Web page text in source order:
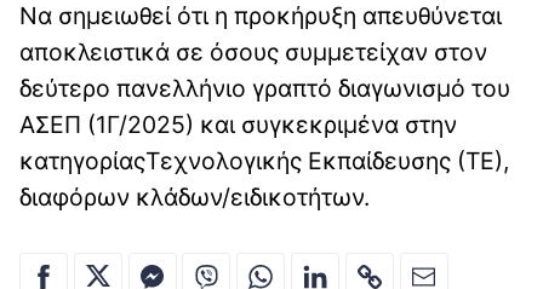
Να σημειωθεί ότι η προκήρυξη απευθύνεται
αποκλειστικά σε όσους συμμετείχαν στον
δεύτερο πανελλήνιο γραπτό διαγωνισμό του
ΑΣΕΠ (1Γ/2025) και συγκεκριμένα στην
κατηγορίαςΤεχνολογικής Εκπαίδευσης (ΤΕ),
διαφόρων κλάδων/ειδικοτήτων.